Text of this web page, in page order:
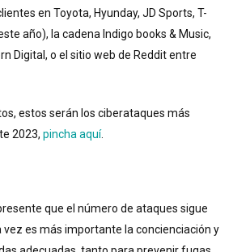
en Toyota, Hyunday, JD Sports, T-
año), la cadena Indigo books & Music,
Digital, o el sitio web de Reddit entre
estos serán los ciberataques más
2023, pincha aquí.
que el número de ataques sigue
vez es más importante la concienciación y